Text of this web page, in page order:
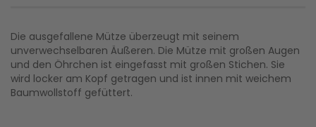
Die ausgefallene Mütze überzeugt mit seinem
unverwechselbaren Äußeren. Die Mütze mit großen Augen
und den Öhrchen ist eingefasst mit großen Stichen. Sie
wird locker am Kopf getragen und ist innen mit weichem
Baumwollstoff gefüttert.